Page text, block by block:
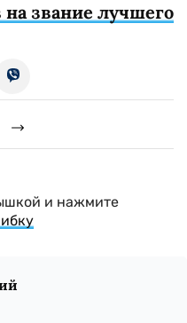
на звание лучшего
и нажмите